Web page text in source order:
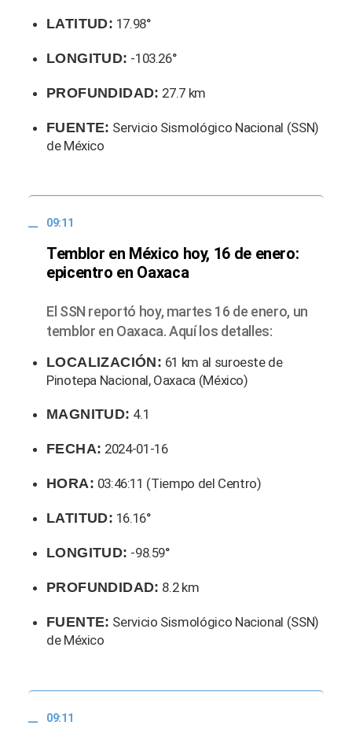
LATITUD: 17.98°
LONGITUD: -103.26°
PROFUNDIDAD: 27.7 km
FUENTE: Servicio Sismológico Nacional (SSN)
de México
09:11
Temblor en México hoy, 16 de enero:
epicentro en Oaxaca
El SSN reportó hoy, martes 16 de enero, un
temblor en Oaxaca. Aquí los detalles:
LOCALIZACIÓN: 61 km al suroeste de
Pinotepa Nacional, Oaxaca (México)
MAGNITUD: 4.1
FECHA: 2024-01-16
HORA: 03:46:11 (Tiempo del Centro)
LATITUD: 16.16°
LONGITUD: -98.59°
PROFUNDIDAD: 8.2 km
FUENTE: Servicio Sismológico Nacional (SSN)
de México
09:11